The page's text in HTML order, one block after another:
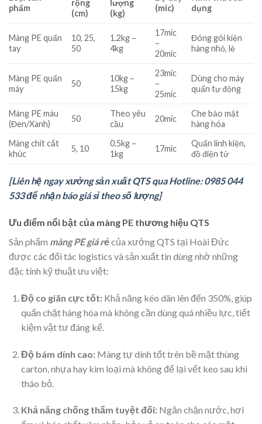
phẩm
rộng
(cm)
lượng
(kg)
(mic)
dụng
Màng PE quấn
tay
10, 25,
50
1.2kg –
4kg
17mic
–
20mic
Đóng gói kiện
hàng nhỏ, lẻ
Màng PE quấn
máy
50
10kg –
15kg
23mic
–
25mic
Dùng cho máy
quấn tự động
Màng PE màu
(Đen/Xanh)
50
Theo yêu
cầu
20mic
Che bảo mật
hàng hóa
Màng chít cắt
khúc
5, 10
0.5kg –
1kg
17mic
Quấn linh kiện,
đồ điện tử
[Liên hệ ngay xưởng sản xuất QTS qua Hotline: 0985 044
533 để nhận báo giá sỉ theo số lượng]
Ưu điểm nổi bật của màng PE thương hiệu QTS
Sản phẩm màng PE giá rẻcủa xưởng QTS tại Hoài Đức
được các đối tác logistics và sản xuất tin dùng nhờ những
đặc tính kỹ thuật ưu việt:
Độ co giãn cực tốt:Khả năng kéo dãn lên đến 350%, giúp
quấn chặt hàng hóa mà không cần dùng quá nhiều lực, tiết
kiệm vật tư đáng kể.
Độ bám dính cao:Màng tự dính tốt trên bề mặt thùng
carton, nhựa hay kim loại mà không để lại vết keo sau khi
tháo bỏ.
Khả năng chống thấm tuyệt đối:Ngăn chặn nước, hơi